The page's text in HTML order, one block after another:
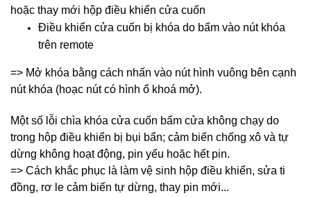
hoặc thay mới hộp điều khiển cửa cuốn
Điều khiển cửa cuốn bị khóa do bấm vào nút khóa
trên remote
=> Mở khóa bằng cách nhấn vào nút hình vuông bên cạnh
nút khóa (hoạc nút có hình ổ khoá mở).
Một số lỗi chìa khóa cửa cuốn bấm cửa không chạy do
trong hộp điều khiển bị bụi bẩn; cảm biến chống xô và tự
dừng không hoạt động, pin yếu hoặc hết pin.
=> Cách khắc phục là làm vệ sinh hộp điều khiển, sửa ti
đồng, rơ le cảm biến tự dừng, thay pin mới...